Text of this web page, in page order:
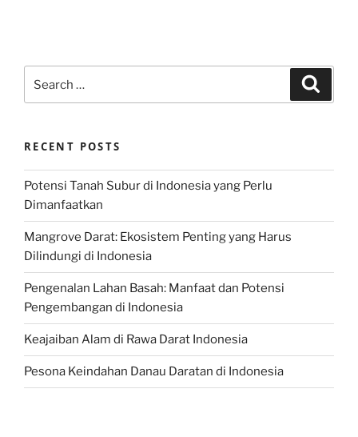
for:
RECENT POSTS
Potensi Tanah Subur di Indonesia yang Perlu
Dimanfaatkan
Mangrove Darat: Ekosistem Penting yang Harus
Dilindungi di Indonesia
Pengenalan Lahan Basah: Manfaat dan Potensi
Pengembangan di Indonesia
Keajaiban Alam di Rawa Darat Indonesia
Pesona Keindahan Danau Daratan di Indonesia